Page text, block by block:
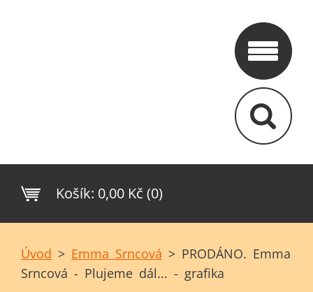
Košík: 0,00 Kč (0)
Úvod > Emma Srncová > PRODÁNO. Emma
Srncová - Plujeme dál... - grafika